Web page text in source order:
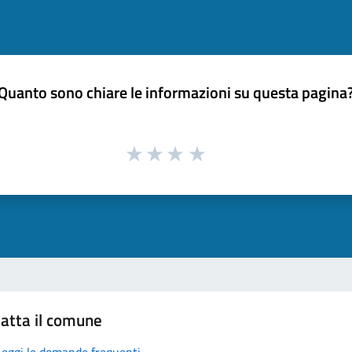
sono chiare le informazioni su questa
il comune